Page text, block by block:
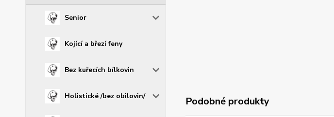
Senior
Kojící a březí feny
Bez kuřecích bílkovin
Holistické /bez obilovin/ Podobné produkty